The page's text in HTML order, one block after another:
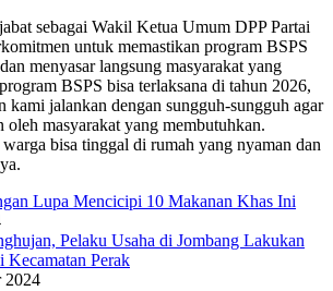
sebagai Wakil Ketua Umum DPP Partai
untuk memastikan program BSPS
menyasar langsung masyarakat yang
BSPS bisa terlaksana di tahun 2026,
kami jalankan dengan sungguh-sungguh agar
oleh masyarakat yang membutuhkan.
bisa tinggal di rumah yang nyaman dan
Lupa Mencicipi 10 Makanan Khas Ini
Pelaku Usaha di Jombang Lakukan
Kecamatan Perak
2024